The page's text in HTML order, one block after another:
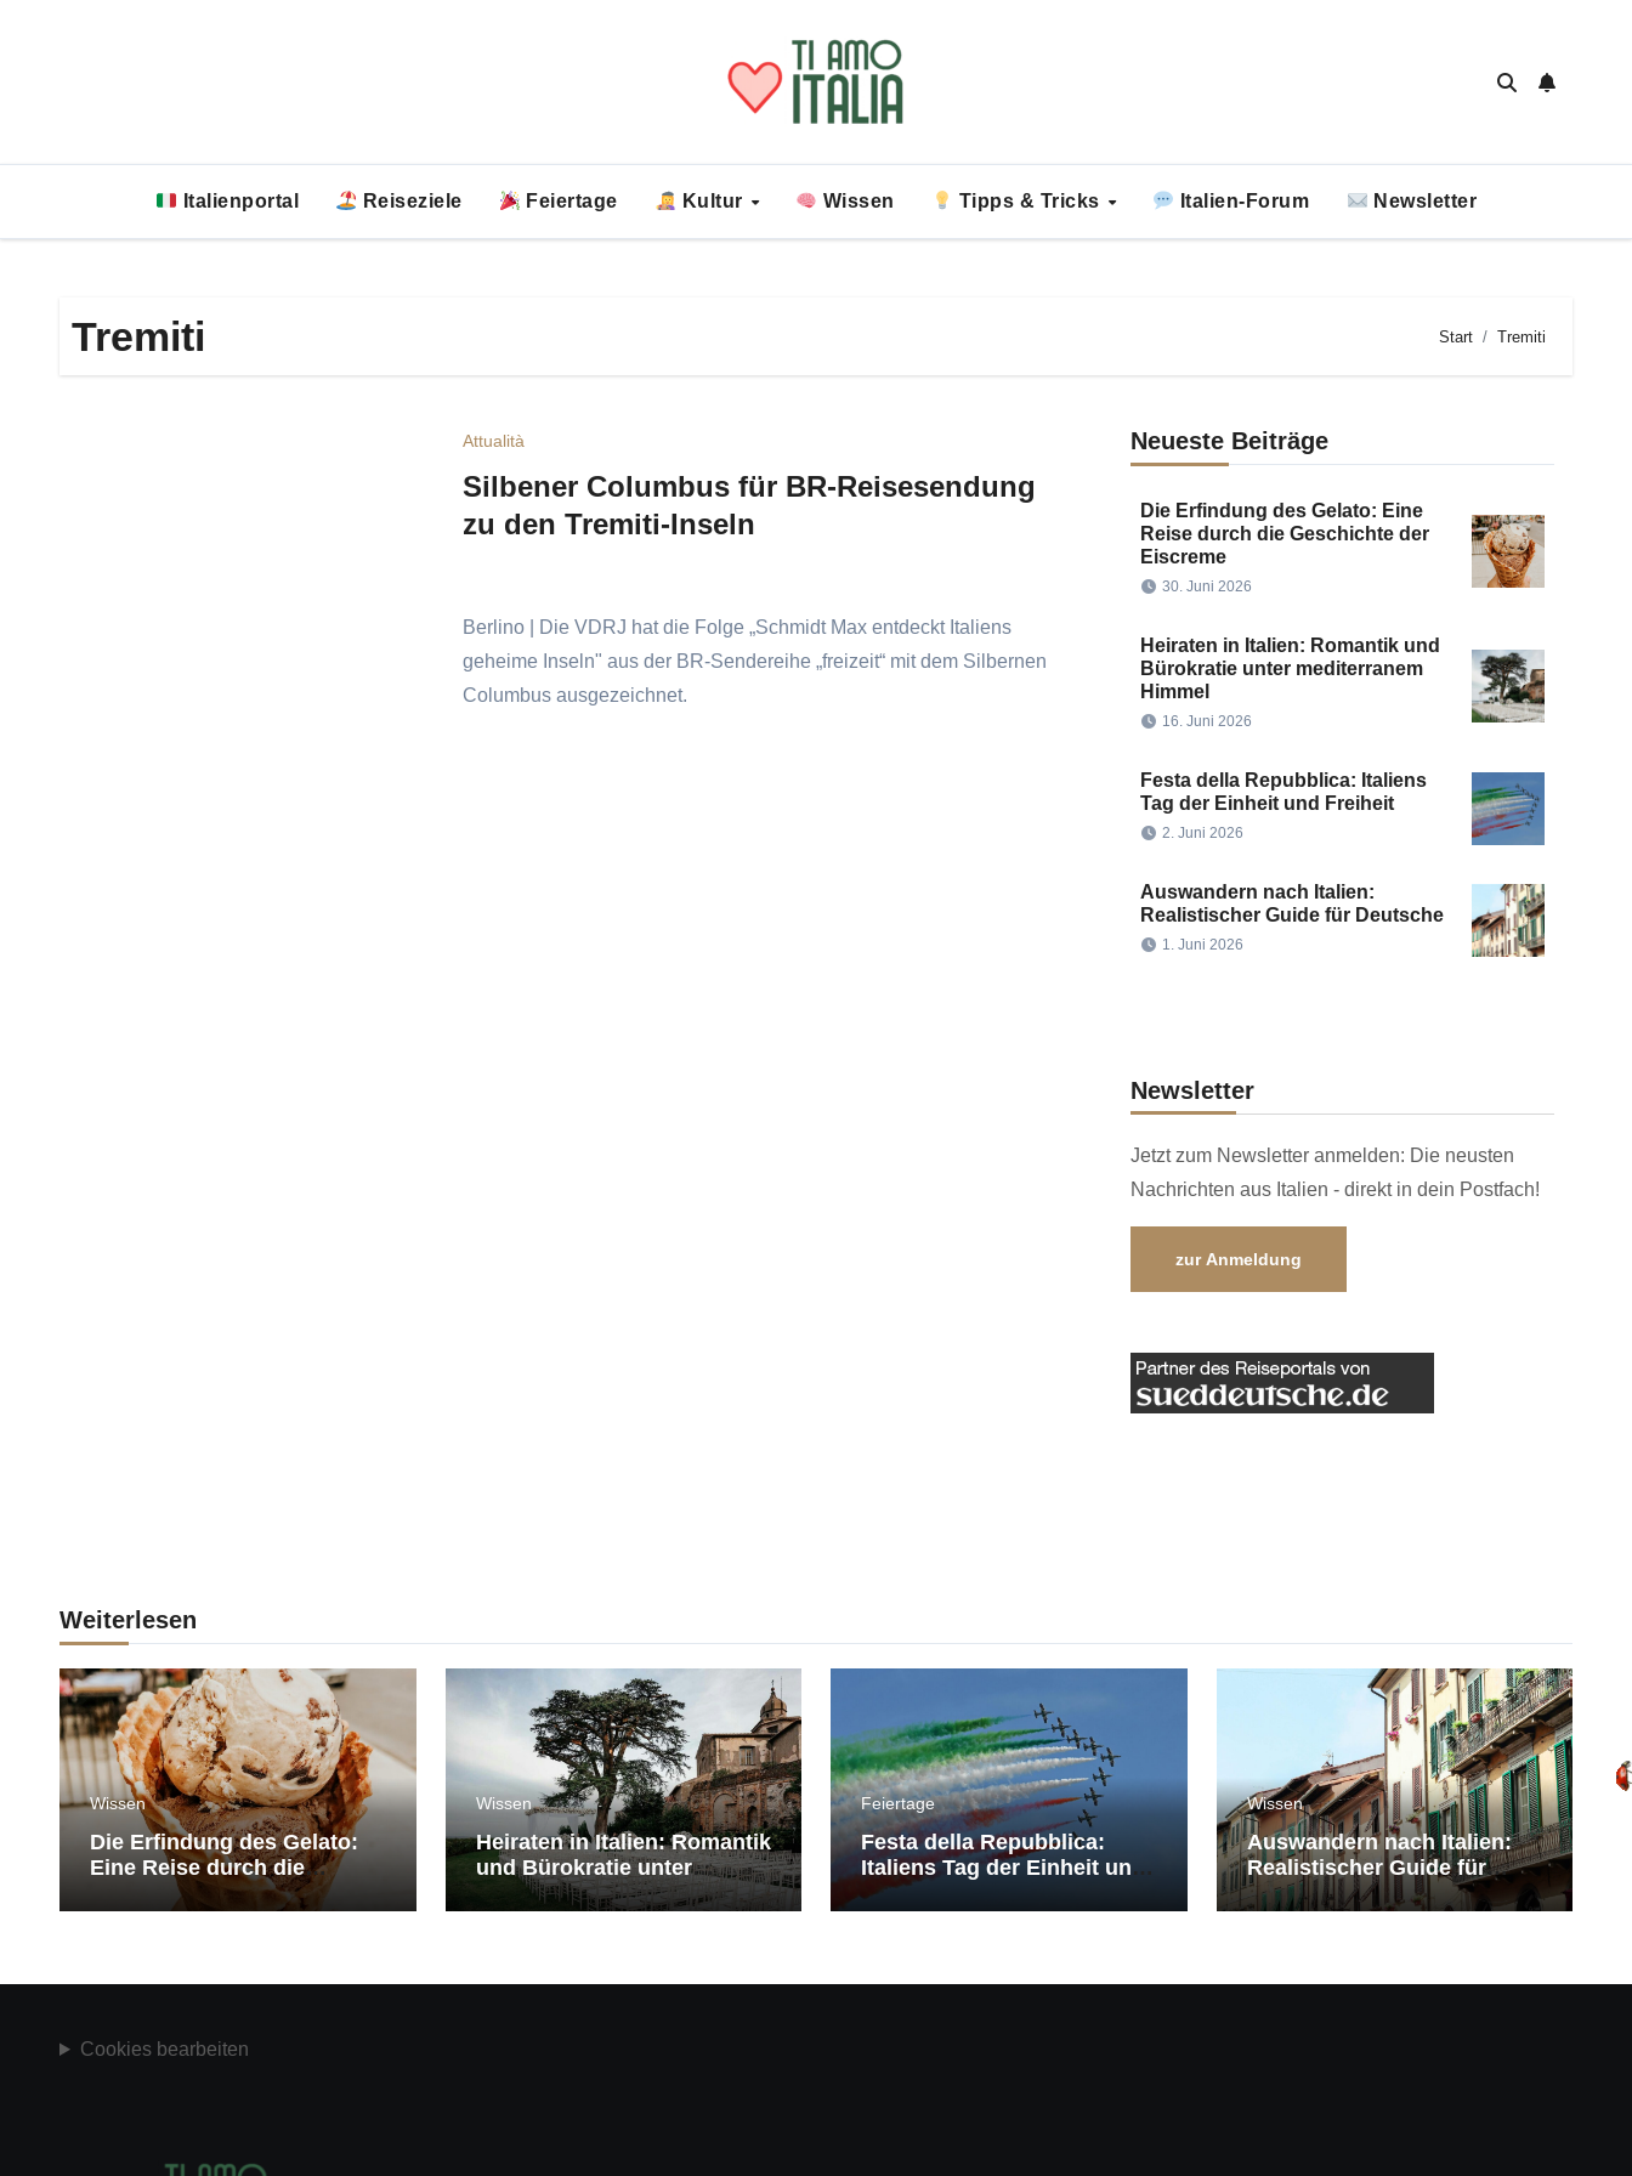
Italienportal Reiseziele Feiertage Kultur Wissen Tipps & Tricks Italien-Forum Newsletter
Tremiti Start Tremiti
Attualità
Silbener Columbus für BR-Reisesendung
zu den Tremiti-Inseln
Berlino | Die VDRJ hat die Folge „Schmidt Max entdeckt Italiens
geheime Inseln" aus der BR-Sendereihe „freizeit“ mit dem Silbernen
Columbus ausgezeichnet.
Neueste Beiträge
Die Erfindung des Gelato: Eine
Reise durch die Geschichte der
Eiscreme
30. Juni 2026
Heiraten in Italien: Romantik und
Bürokratie unter mediterranem
Himmel
16. Juni 2026
Festa della Repubblica: Italiens
Tag der Einheit und Freiheit
2. Juni 2026
Auswandern nach Italien:
Realistischer Guide für Deutsche
1. Juni 2026
Newsletter
Jetzt zum Newsletter anmelden: Die neusten
Nachrichten aus Italien - direkt in dein Postfach!
zur Anmeldung
Weiterlesen
Wissen
Die Erfindung des Gelato:
Eine Reise durch die
Geschichte der Eiscreme
Wissen
Heiraten in Italien: Romantik
und Bürokratie unter
mediterranem Himmel
Feiertage
Festa della Repubblica:
Italiens Tag der Einheit und
Freiheit
Wissen
Auswandern nach Italien:
Realistischer Guide für
Deutsche
Cookies bearbeiten